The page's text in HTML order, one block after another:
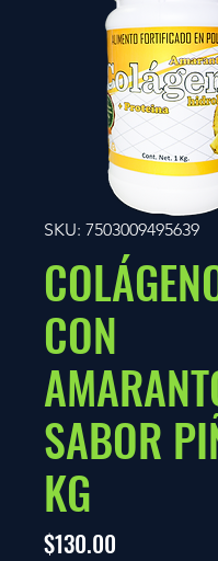
SKU: 7503009495639
CON
SABOR
KG
$130.00